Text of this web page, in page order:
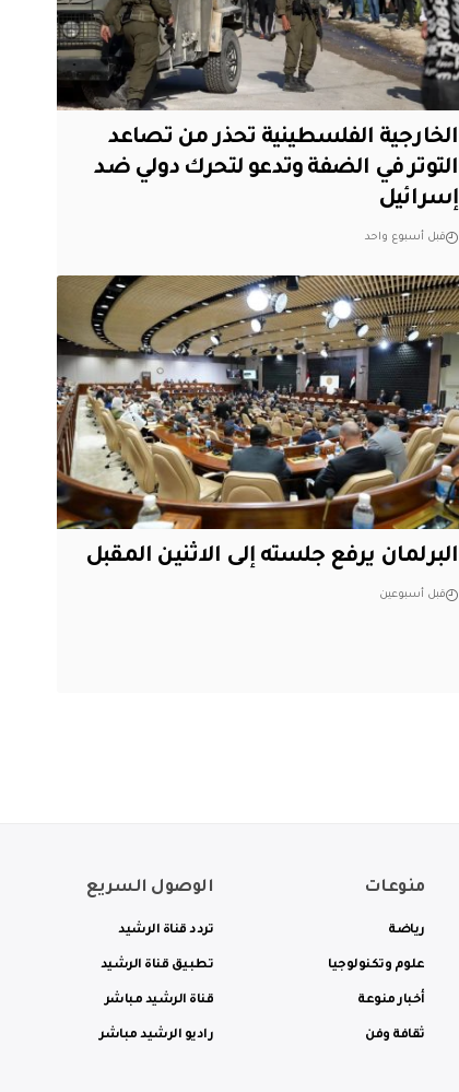
الخارجية الفلسطينية تحذر من تصاعد
التوتر في الضفة وتدعو لتحرك دولي ضد
إسرائيل
قبل أسبوع واحد
البرلمان يرفع جلسته إلى الاثنين المقبل
قبل أسبوعين
منوعات
رياضة
علوم وتكنولوجيا
أخبار منوعة
ثقافة وفن
الوصول السريع
تردد قناة الرشيد
تطبيق قناة الرشيد
قناة الرشيد مباشر
راديو الرشيد مباشر